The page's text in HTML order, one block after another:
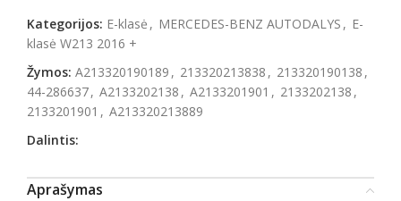
Kategorijos: E-klasė , MERCEDES-BENZ AUTODALYS , E-
klasė W213 2016 +
Žymos: A213320190189 , 213320213838 , 213320190138 ,
44-286637, A2133202138 , A2133201901 , 2133202138 ,
2133201901 , A213320213889
Dalintis:
Aprašymas